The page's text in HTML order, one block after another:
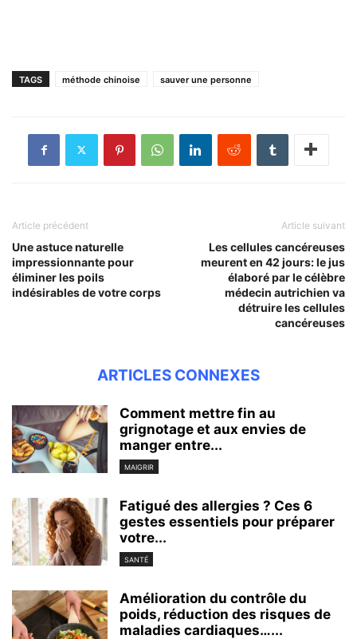
TAGS méthode chinoise sauver une personne
Article précédent
Une astuce naturelle
impressionnante pour
éliminer les poils
indésirables de votre corps
Article suivant
Les cellules cancéreuses
meurent en 42 jours: le jus
élaboré par le célèbre
médecin autrichien va
détruire les cellules
cancéreuses
ARTICLES CONNEXES
Comment mettre fin au
grignotage et aux envies de
manger entre...
MAIGRIR
Fatigué des allergies ? Ces 6
gestes essentiels pour préparer
votre...
SANTÉ
Amélioration du contrôle du
poids, réduction des risques de
maladies cardiaques…...